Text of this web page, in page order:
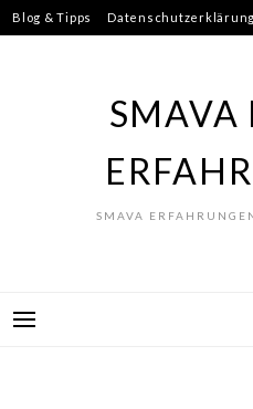
Skip
to
Blog & Tipps Datenschutzerklärung
SMAVA
SMAVA